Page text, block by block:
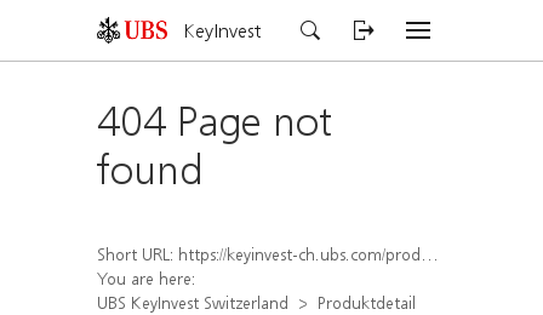
KeyInvest
404 Page not
found
Short URL: https://keyinvest-ch.ubs.com/produkt/detail/index/isin/CH1573365843
You are here:
UBS KeyInvest Switzerland
Produktdetail